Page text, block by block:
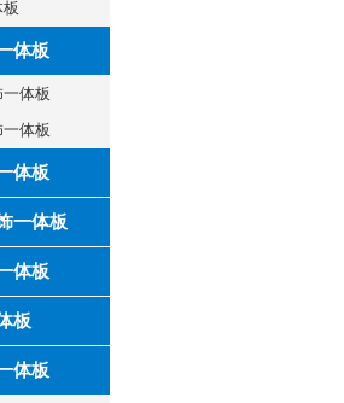
体板
体板
体板
体板
一体板
体板
板
体板